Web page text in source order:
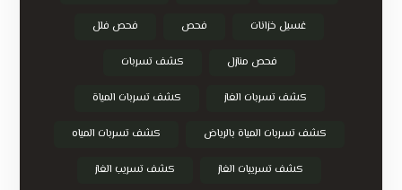
غسيل خزانات فحص فحص فلل
فحص منازل كشف تسربات
كشف تسربات الغاز كشف تسربات المياة
كشف تسربات المياة بالرياض كشف تسربات المياه
كشف تسريبات الغاز كشف تسريب الغاز